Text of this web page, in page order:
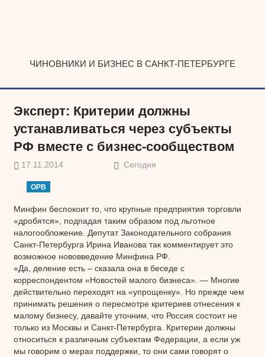
ЧИНОВНИКИ И БИЗНЕС В САНКТ-ПЕТЕРБУРГЕ
Эксперт: Критерии должны
устанавливаться через субъекты
РФ вместе с бизнес-сообществом
17.11.2014 Сегодня
ОРВ
Минфин беспокоит то, что крупные предприятия торговли
«дробятся», подпадая таким образом под льготное
налогообложение. Депутат Законодательного собрания
Санкт-Петербурга Ирина Иванова так комментирует это
возможное нововведение Минфина РФ.
«Да, деление есть – сказала она в беседе с
корреспондентом «Новостей малого бизнеса». — Многие
действительно переходят на «упрощенку». Но прежде чем
принимать решения о пересмотре критериев отнесения к
малому бизнесу, давайте уточним, что Россия состоит не
только из Москвы и Санкт-Петербурга. Критерии должны
относиться к различным субъектам Федерации, а если уж
мы говорим о мерах поддержки, то они сами говорят о